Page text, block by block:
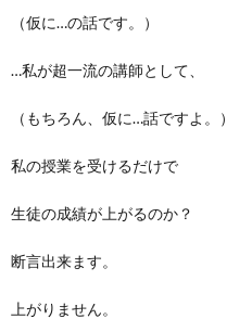
（仮に…の話です。）
…私が超一流の講師として、
（もちろん、仮に…話ですよ。）
私の授業を受けるだけで
生徒の成績が上がるのか？
断言出来ます。
上がりません。